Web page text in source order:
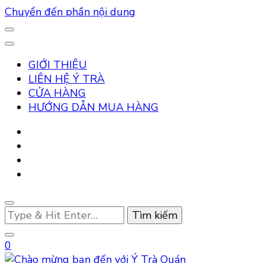
Chuyển đến phần nội dung
GIỚI THIỆU
LIÊN HỆ Ý TRÀ
CỬA HÀNG
HƯỚNG DẪN MUA HÀNG
Bạn
muốn
tìm
kiếm?
0